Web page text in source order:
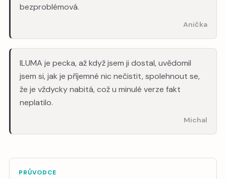
bezproblémová.
Anička
ILUMA je pecka, až když jsem ji dostal, uvědomil
jsem si, jak je příjemné nic nečistit, spolehnout se,
že je vždycky nabitá, což u minulé verze fakt
neplatilo.
Michal
PRŮVODCE